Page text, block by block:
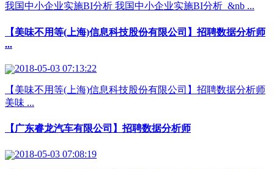
我国中小企业实施BI分析 我国中小企业实施BI分析 &nb ...
【美味不用等(上海)信息科技股份有限公司】招聘数据分析师
...
2018-05-03 07:13:22
【美味不用等(上海)信息科技股份有限公司】招聘数据分析师
美味 ...
【广东睿龙汽车有限公司】招聘数据分析师
2018-05-03 07:08:19